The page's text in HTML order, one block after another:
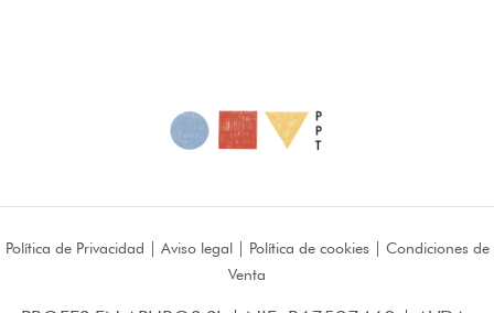
Política de Privacidad | Aviso legal| Política de cookies | Condiciones de
Venta